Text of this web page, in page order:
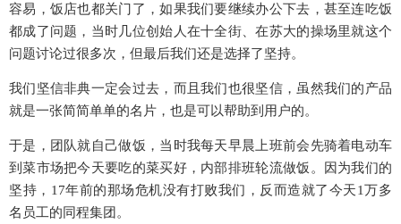
容易，饭店也都关门了，如果我们要继续办公下去，甚至连吃饭
都成了问题，当时几位创始人在十全街、在苏大的操场里就这个
问题讨论过很多次，但最后我们还是选择了坚持。
我们坚信非典一定会过去，而且我们也很坚信，虽然我们的产品
就是一张简简单单的名片，也是可以帮助到用户的。
于是，团队就自己做饭，当时我每天早晨上班前会先骑着电动车
到菜市场把今天要吃的菜买好，内部排班轮流做饭。因为我们的
坚持，17年前的那场危机没有打败我们，反而造就了今天1万多
名员工的同程集团。